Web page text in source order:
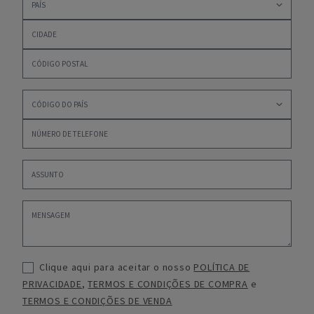
Clique aqui para aceitar o nosso POLÍTICA DE
PRIVACIDADE,TERMOS E CONDIÇÕES DE COMPRA e
TERMOS E CONDIÇÕES DE VENDA